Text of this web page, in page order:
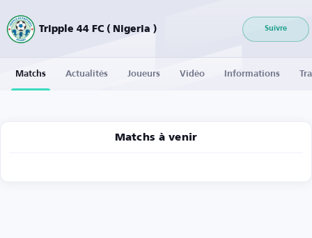
Tripple 44 FC ( Nigeria ) Suivre
Matchs Actualités Joueurs Vidéo Informations
Matchs à venir